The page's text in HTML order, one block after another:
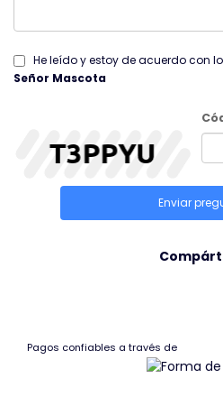
He leído y estoy de acuerdo con
Señor Mascota
Enviar
Pagos confiables a través de